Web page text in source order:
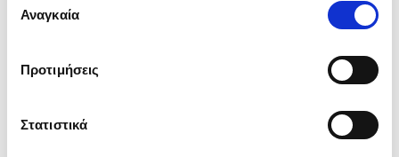
ενδιαφέρουν και να επιλέξετε από τα παρακάτω με την
΄΄και να ενημερωθείτε σχετικά με
συγκατάθεσης
Αναγκαία
Προτιμήσεις
Στατιστικά